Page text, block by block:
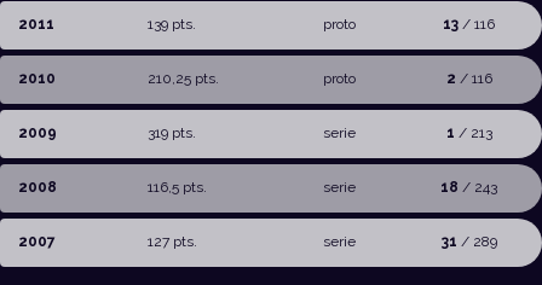
2011 139 pts. proto 13 / 116
2010 210,25 pts. proto 2 / 116
2009 319 pts. serie 1 / 213
2008 116,5 pts. serie 18 / 243
2007 127 pts. serie 31 / 289